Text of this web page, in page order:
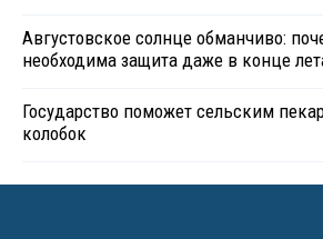
Августовское солнце обманчиво:
необходима защита даже в конце
Государство поможет сельским
колобок